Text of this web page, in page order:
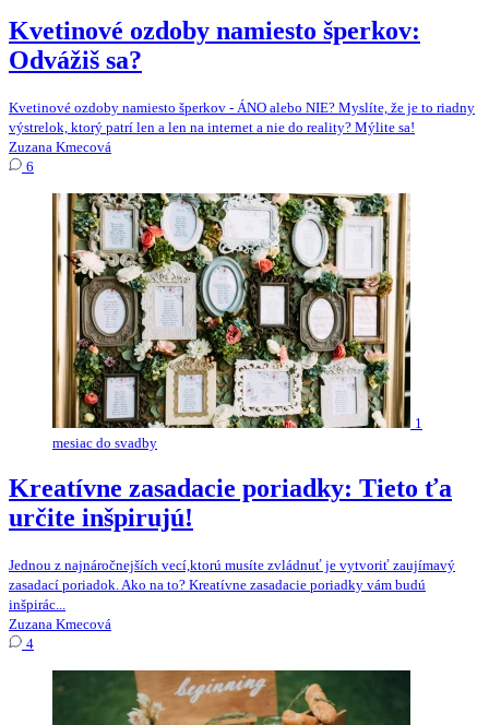
Kvetinové ozdoby namiesto šperkov:
Odvážiš sa?
Kvetinové ozdoby namiesto šperkov - ÁNO alebo NIE? Myslíte, že je to riadny
výstrelok, ktorý patrí len a len na internet a nie do reality? Mýlite sa!
Zuzana Kmecová
6
1
mesiac do svadby
Kreatívne zasadacie poriadky: Tieto ťa
určite inšpirujú!
Jednou z najnáročnejších vecí,ktorú musíte zvládnuť je vytvoriť zaujímavý
zasadací poriadok. Ako na to? Kreatívne zasadacie poriadky vám budú
inšpirác...
Zuzana Kmecová
4